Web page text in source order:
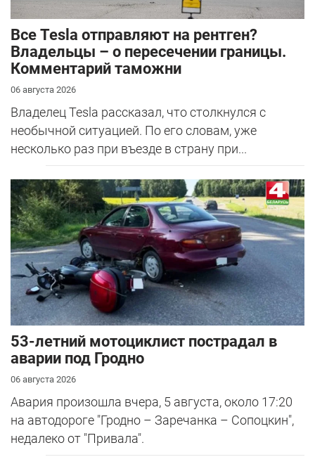
Все Tesla отправляют на рентген?
Владельцы – о пересечении границы.
Комментарий таможни
06 августа 2026
Владелец Tesla рассказал, что столкнулся с
необычной ситуацией. По его словам, уже
несколько раз при въезде в страну при...
53-летний мотоциклист пострадал в
аварии под Гродно
06 августа 2026
Авария произошла вчера, 5 августа, около 17:20
на автодороге "Гродно – Заречанка – Сопоцкин",
недалеко от "Привала".